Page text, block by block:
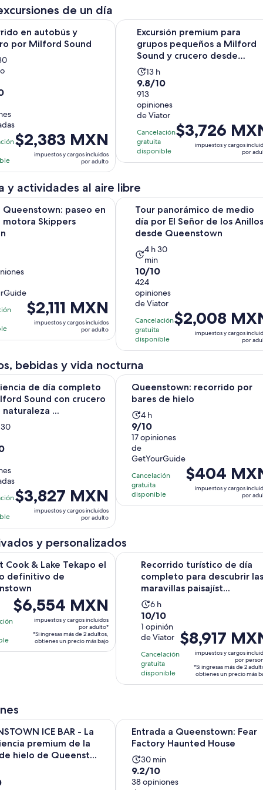
de un día
en autobús y
por Milford Sound
El
precio
de
$2,383 MXN.
por
adulto
$2,383 MXN
impuestos y cargos incluidos
por adulto
autobús y crucero por Milford Sound Se abrirá en una
Excursión premium para
grupos pequeños a Milford
Sound y crucero desde
Quee...
La
actividad
dura
13
horas
13 h
9.8
de
10
con
913
opiniones
9.8/10
913
opiniones
de Viator
Cancelación
gratuita
disponible
El
precio
de
adulto
$3,726
impuestos y cargos
por
Excursión premium para grupos
y actividades al aire libre
Queenstown: paseo en
motora Skippers
El
precio
es
de
por
adulto
$2,111 MXN
impuestos y cargos incluidos
por adulto
paseo en lancha motora Skippers Canyon Se abrirá
Tour panorámico de medio
día por El Señor de los Anillos
desde Queenstown
La
actividad
dura
4
horas
30
minutos
4 h 30
min
10.0
de
10
con
424
opiniones
10/10
424
opiniones
de Viator
Cancelación
gratuita
disponible
El
precio
de
por
adulto
$2,008
impuestos y cargos
por
Tour panorámico de medio día
bebidas y vida nocturna
de día completo
Sound con crucero
naturaleza ...
30
El
precio
de
$3,827 MXN.
por
adulto
$3,827 MXN
impuestos y cargos incluidos
por adulto
de día completo en Milford Sound con crucero por la
Queenstown: recorrido por
bares de hielo
La
actividad
dura
4
horas
4 h
9.0
de
10
con
17
opiniones
9/10
17 opiniones
de
GetYourGuide
Cancelación
gratuita
disponible
El
precio
de
$404
impuestos y cargos
por
Queenstown: recorrido por bares
y personalizados
Cook & Lake Tekapo el
definitivo de
El
precio
es
$6,554 MXN.
$6,554 MXN
impuestos y cargos incluidos
por adulto*
*Si ingresas más de 2 adultos,
obtienes un precio más bajo
& Lake Tekapo el combo definitivo de Queenstown Se
Recorrido turístico de día
completo para descubrir las
maravillas paisajíst...
La
actividad
dura
6
horas
6 h
10.0
de
10
con
1
opinión
10/10
1 opinión
de Viator
Cancelación
gratuita
disponible
El
precio
es
$8,917 MXN.
$8,917
impuestos y cargos
por
*Si ingresas más de 2
obtienes un precio más
Recorrido turístico de día
ICE BAR - La
premium de la
hielo de Queenst...
ICE BAR - La experiencia premium de la barra de hielo
Entrada a Queenstown: Fear
Factory Haunted House
La
actividad
dura
30 min
9.2
de
9.2/10
38 opiniones
Entrada a Queenstown: Fear